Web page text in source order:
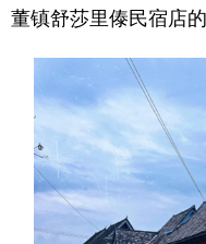
董镇舒莎里傣民宿店